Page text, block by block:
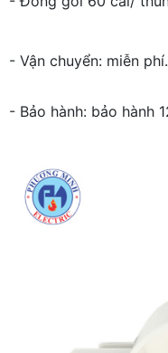
- Vận chuyển: miễn phí.
- Bảo hành: bảo hành